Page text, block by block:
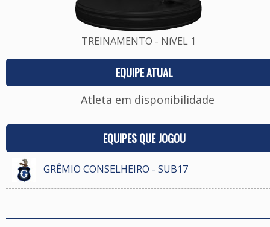
TREINAMENTO - NíVEL 1
EQUIPE ATUAL
Atleta em disponibilidade
EQUIPES QUE JOGOU
GRÊMIO CONSELHEIRO - SUB17